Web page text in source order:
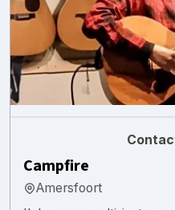
Campfire
Amersfoort